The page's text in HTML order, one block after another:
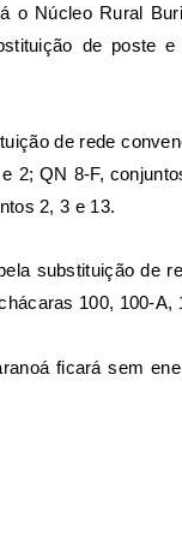
o Núcleo Rural
de poste
de rede
2; QN 8-F,
2, 3 e 13.
substituição de
100, 100-A,
ficará sem